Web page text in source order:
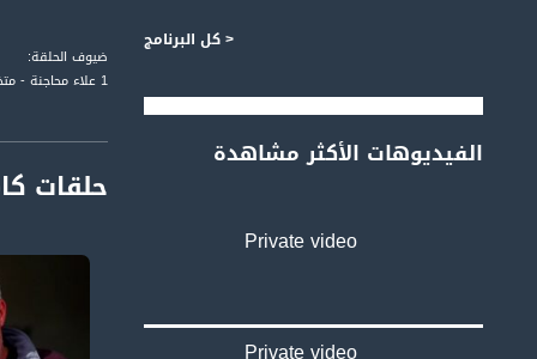
ضيوف الحلقة:
1 علاء محاجنة - متخصص بقضايا الاستيطان في الضفة الغربية والقدس وعضو طاقم محامي الخان الأحمر
لمتابعي قناة مساواة الفضائية -
خلال فقرات
حلقات
< كل البرنامج
الفيديوهات الأكثر مشاهدة
Private video